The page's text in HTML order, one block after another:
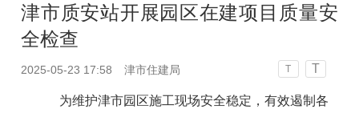
津市质安站开展园区在建项目​质量安
全检查
2025-05-23 17:58 津市住建局 T T
为维护津市园区施工现场安全稳定，有效遏制各